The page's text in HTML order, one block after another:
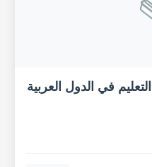
في الدول العربية